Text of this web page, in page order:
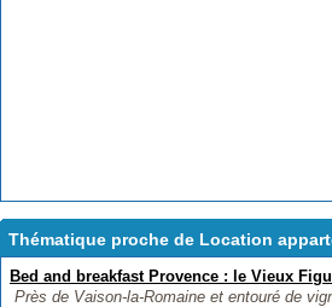
Thématique proche de Location
Bed and breakfast Provence : le Vieux
Près de Vaison-la-Romaine et entouré de